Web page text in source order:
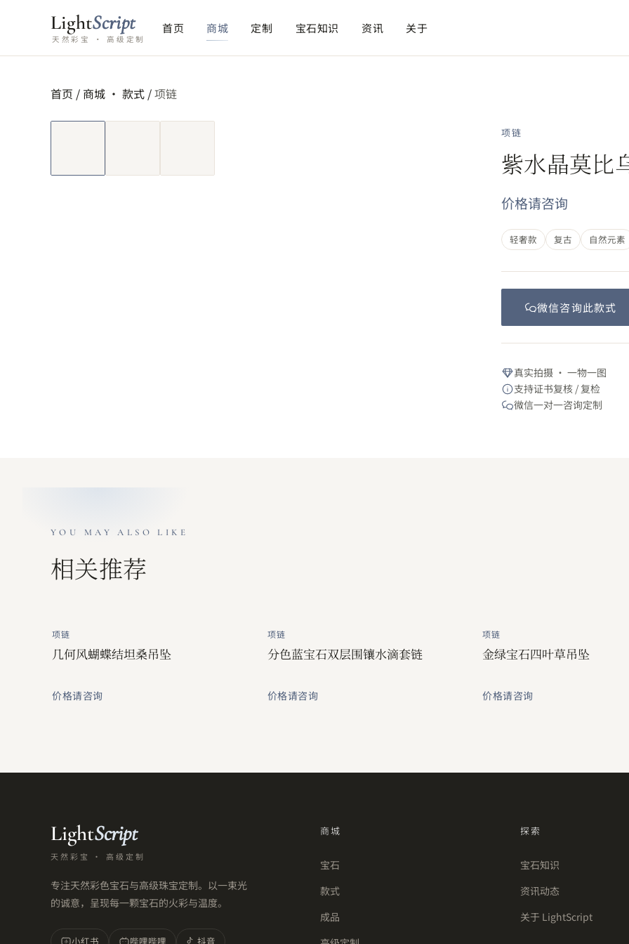
LightScript
天然彩宝 · 高级定制
首页 商城 定制 宝石知识 资讯 关于
首页 / 商城 · 款式 /项链
短视频
项链
紫水晶莫比
价格请咨询
轻奢款 复古 自然元素
微信咨询此款式
真实拍摄 · 一物一图
支持证书复核 / 复检
微信一对一咨询定制
YOU MAY ALSO LIKE
相关推荐
项链
几何风蝴蝶结坦桑吊坠
价格请咨询
项链
分色蓝宝石双层围镶水滴套链
价格请咨询
项链
金绿宝石四叶草吊坠
价格请咨询
LightScript
天然彩宝 · 高级定制
专注天然彩色宝石与高级珠宝定制。以一束光
的诚意，呈现每一颗宝石的火彩与温度。
小 小红书 哔哩哔哩 抖音
商城
宝石
款式
成品
探索
宝石知识
资讯动态
关于 LightScript